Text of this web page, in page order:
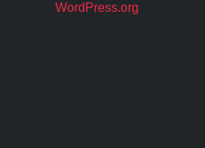
WordPress.org